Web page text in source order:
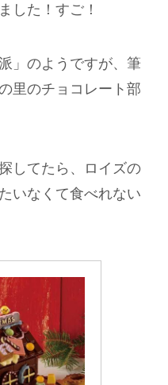
した！すご！
」のようですが、筆
里のチョコレート部
してたら、ロイズの
いなくて食べれない